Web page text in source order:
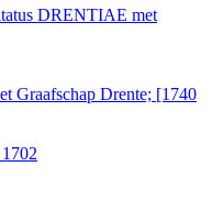
DRENTIAE met
Graafschap Drente; [1740